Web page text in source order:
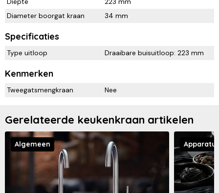
Diameter boorgat kraan
34 mm
Specificaties
Type uitloop Draaibare buisuitloop: 223 mm
Kenmerken
Tweegatsmengkraan Nee
Gerelateerde keukenkraan artikelen
Algemeen